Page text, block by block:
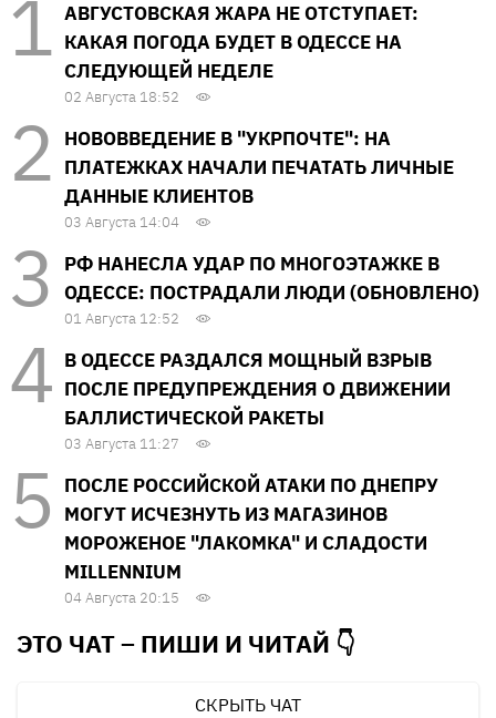
АВГУСТОВСКАЯ ЖАРА НЕ ОТСТУПАЕТ:
КАКАЯ ПОГОДА БУДЕТ В ОДЕССЕ НА
СЛЕДУЮЩЕЙ НЕДЕЛЕ
02 Августа 18:52
НОВОВВЕДЕНИЕ В "УКРПОЧТЕ": НА
ПЛАТЕЖКАХ НАЧАЛИ ПЕЧАТАТЬ ЛИЧНЫЕ
ДАННЫЕ КЛИЕНТОВ
03 Августа 14:04
РФ НАНЕСЛА УДАР ПО МНОГОЭТАЖКЕ В
ОДЕССЕ: ПОСТРАДАЛИ ЛЮДИ (ОБНОВЛЕНО)
01 Августа 12:52
В ОДЕССЕ РАЗДАЛСЯ МОЩНЫЙ ВЗРЫВ
ПОСЛЕ ПРЕДУПРЕЖДЕНИЯ О ДВИЖЕНИИ
БАЛЛИСТИЧЕСКОЙ РАКЕТЫ
03 Августа 11:27
ПОСЛЕ РОССИЙСКОЙ АТАКИ ПО ДНЕПРУ
МОГУТ ИСЧЕЗНУТЬ ИЗ МАГАЗИНОВ
МОРОЖЕНОЕ "ЛАКОМКА" И СЛАДОСТИ
MILLENNIUM
04 Августа 20:15
ЭТО ЧАТ – ПИШИ И ЧИТАЙ 👇
СКРЫТЬ ЧАТ